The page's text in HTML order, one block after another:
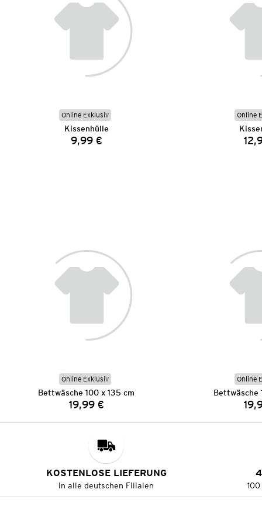
Online Exklusiv
Kissenhülle
Preis:
9,99 €
Online
Online Exklusiv
Bettwäsche 100 x 135 cm
Preis:
19,99 €
Online
Bettwäsche
KOSTENLOSE LIEFERUNG
in alle deutschen Filialen